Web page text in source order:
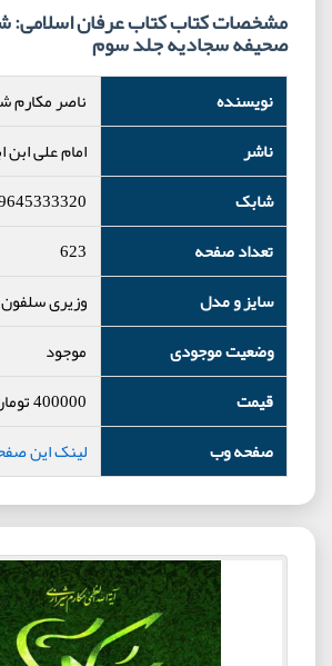
مشخصات کتاب کتاب عرفان اسلامی:
صحیفه سجادیه جلد سوم
نویسنده
ناصر مکارم
ناشر
امام علی ابن
شابک
تعداد صفحه
623
سایز و مدل
وزیری سلفون
وضعیت موجودی
موجود
قیمت
400000
صفحه وب
لینک این